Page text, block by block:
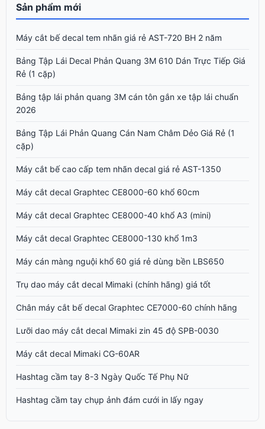
Sản phẩm mới
Máy cắt bế decal tem nhãn giá rẻ AST-720 BH 2 năm
Bảng Tập Lái Decal Phản Quang 3M 610 Dán Trực Tiếp Giá
Rẻ (1 cặp)
Bảng tập lái phản quang 3M cán tôn gắn xe tập lái chuẩn
2026
Bảng Tập Lái Phản Quang Cán Nam Châm Dẻo Giá Rẻ (1
cặp)
Máy cắt bế cao cấp tem nhãn decal giá rẻ AST-1350
Máy cắt decal Graphtec CE8000-60 khổ 60cm
Máy cắt decal Graphtec CE8000-40 khổ A3 (mini)
Máy cắt decal Graphtec CE8000-130 khổ 1m3
Máy cán màng nguội khổ 60 giá rẻ dùng bền LBS650
Trụ dao máy cắt decal Mimaki (chính hãng) giá tốt
Chân máy cắt bế decal Graphtec CE7000-60 chính hãng
Lưỡi dao máy cắt decal Mimaki zin 45 độ SPB-0030
Máy cắt decal Mimaki CG-60AR
Hashtag cầm tay 8-3 Ngày Quốc Tế Phụ Nữ
Hashtag cầm tay chụp ảnh đám cưới in lấy ngay